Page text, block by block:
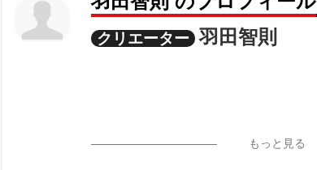
クリエーター 羽田智則
もっと見る